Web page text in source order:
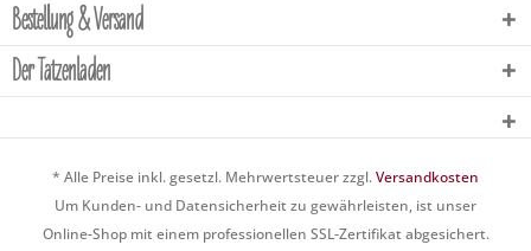
Bestellung & Versand
Der Tatzenladen
* Alle Preise inkl. gesetzl. Mehrwertsteuer zzgl.Versandkosten
Um Kunden- und Datensicherheit zu gewährleisten, ist unser
Online-Shop mit einem professionellen SSL-Zertifikat abgesichert.